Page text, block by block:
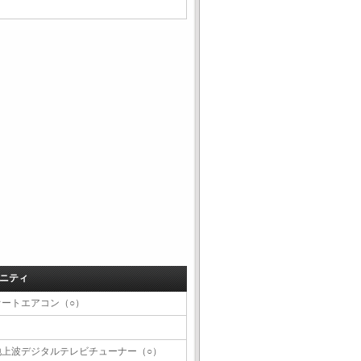
ティ
トエアコン（○）
波デジタルテレビチューナー（○）